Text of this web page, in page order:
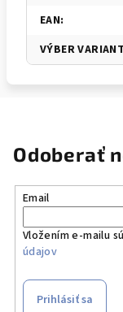
EAN:
VÝBER
Odoberať
Email
Vložením e-mailu
údajov
Prihlásiť sa